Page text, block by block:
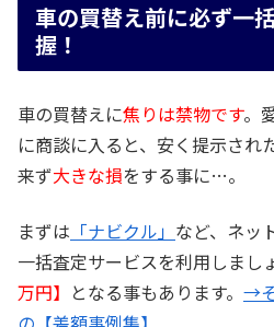
車の買替え前に必ず一
握！
車の買替えに焦りは禁物です。
に商談に入ると、安く提示され
来ず大きな損をする事に…。
まずは 「ナビクル」 など、ネッ
一括査定サービスを利用しまし
万円】 となる事もあります。 →